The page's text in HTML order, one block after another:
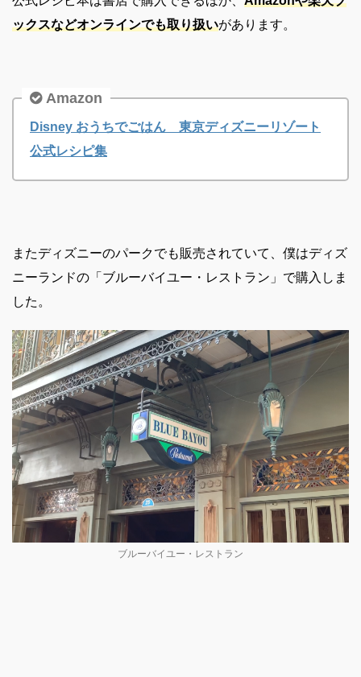
ックスなどオンラインでも取り扱いがあります。
Amazon
Disney おうちでごはん 東京ディズニーリゾート
公式レシピ集
またディズニーのパークでも販売されていて、僕はディズ
ニーランドの「ブルーバイユー・レストラン」で購入しま
した。
ブルーバイユー・レストラン